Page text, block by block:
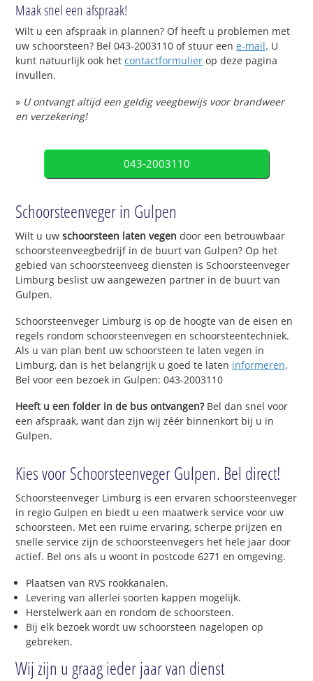
Maak snel een afspraak!
Wilt u een afspraak in plannen? Of heeft u problemen met
uw schoorsteen? Bel 043-2003110 of stuur eene-mail. U
kunt natuurlijk ook hetcontactformulier op deze pagina
invullen.
» U ontvangt altijd een geldig veegbewijs voor brandweer
en verzekering!
043-2003110
Schoorsteenveger in Gulpen
Wilt u uwschoorsteen laten vegen door een betrouwbaar
schoorsteenveegbedrijf in de buurt van Gulpen? Op het
gebied van schoorsteenveeg diensten is Schoorsteenveger
Limburg beslist uw aangewezen partner in de buurt van
Gulpen.
Schoorsteenveger Limburg is op de hoogte van de eisen en
regels rondom schoorsteenvegen en schoorsteentechniek.
Als u van plan bent uw schoorsteen te laten vegen in
Limburg, dan is het belangrijk u goed te laten informeren.
Bel voor een bezoek in Gulpen: 043-2003110
Heeft u een folder in de bus ontvangen?Bel dan snel voor
een afspraak, want dan zijn wij zéér binnenkort bij u in
Gulpen.
Kies voor Schoorsteenveger Gulpen. Bel direct!
Schoorsteenveger Limburg is een ervaren schoorsteenveger
in regio Gulpen en biedt u een maatwerk service voor uw
schoorsteen. Met een ruime ervaring, scherpe prijzen en
snelle service zijn de schoorsteenvegers het hele jaar door
actief. Bel ons als u woont in postcode 6271 en omgeving.
Plaatsen van RVS rookkanalen.
Levering van allerlei soorten kappen mogelijk.
Herstelwerk aan en rondom de schoorsteen.
Bij elk bezoek wordt uw schoorsteen nagelopen op
gebreken.
Wij zijn u graag ieder jaar van dienst